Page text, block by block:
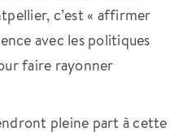
c’est « affirmer
avec les politiques
faire rayonner
pleine part à cette